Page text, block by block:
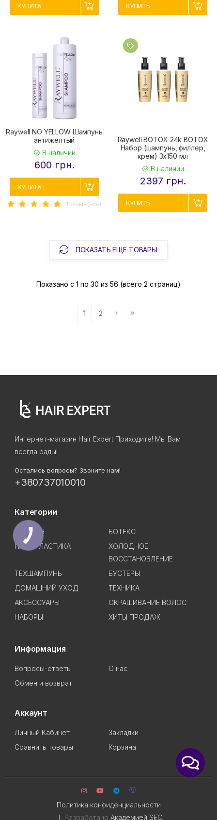
КУПИТЬ КУПИТЬ
Raywell NO YELLOW Шампунь
антижелтый
В наличии
600 грн.
КУПИТЬ
1 отзыв(-ов)
Raywell BOTOX 24k BOTOX
Набор (шампунь, филлер,
крем) 3х150 мл
В наличии
2397 грн.
КУПИТЬ
ПОКАЗАТЬ ЕЩЕ ТОВАРЫ
Показано с 1 по 30 из 56 (всего 2 страниц)
1 2
Интернет-магазин Hair Expert Приходите! Мы Вам
всегда рады!
Остались вопросы? Звоните нам!
+380737010010
Категории
КЕРАТИН
БОТЕКС
НАНОПЛАСТИКА
ХОЛОДНОЕ
ВОССТАНОВЛЕНИЕ
ТЕХШАМПУНЬ
БУСТЕРЫ
ДОМАШНИЙ УХОД
ТЕХНИКА
АКСЕССУАРЫ
ОКРАШИВАНИЕ ВОЛОС
НАБОРЫ
ХИТЫ ПРОДАЖ
Информация
Вопросы-ответы
О нас
Обмен и возврат
Аккаунт
Личный Кабинет
Закладки
Сравнить товары
Корзина
Политика конфиденциальности
Разработано Академией SEO